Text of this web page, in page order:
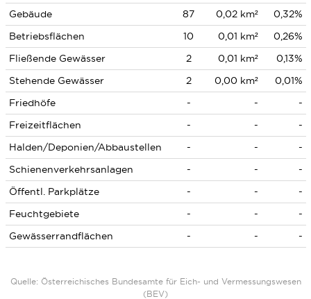
Gebäude 87 0,02 km²
0,32%
Betriebsflächen
10 0,01 km²
0,26%
Fließende Gewässer
2 0,01 km²
0,13%
Stehende Gewässer
2 0,00 km²
0,01%
Friedhöfe
- -
-
Freizeitflächen
- -
-
Halden/Deponien/Abbaustellen
- -
-
Schienenverkehrsanlagen
- -
-
Öffentl. Parkplätze
- -
-
Feuchtgebiete
- -
-
Gewässerrandflächen
- - -
Quelle: Österreichisches Bundesamte für Eich- und Vermessungswesen
(BEV)